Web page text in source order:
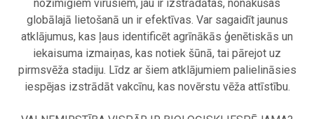
nozīmīgiem vīrusiem, jau ir izstrādātas, nonākušas
globālajā lietošanā un ir efektīvas. Var sagaidīt jaunus
atklājumus, kas ļaus identificēt agrīnākās ģenētiskās un
iekaisuma izmaiņas, kas notiek šūnā, tai pārejot uz
pirmsvēža stadiju. Līdz ar šiem atklājumiem palielināsies
iespējas izstrādāt vakcīnu, kas novērstu vēža attīstību.